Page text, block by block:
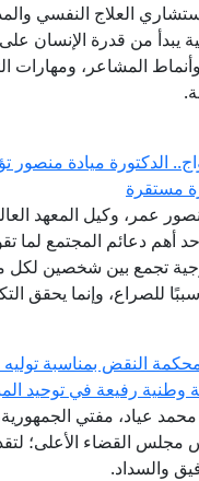
العلاج النفسي
يبدأ من قدرة
المشاعر، ومهارات
الدكتورة ميادة
مستقرة
عمر، وكيل المعهد
أهم دعائم المجتمع لما
تجمع بين شخصين لكل
للصراع، وإنما يحقق
النقض بمناسبة
وطنية رفيعة في توحيد
عياد، مفتي
القضاء الأعلى؛
والسداد.